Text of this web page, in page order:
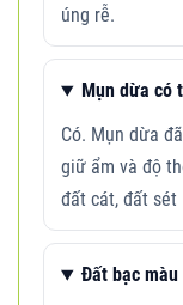
úng rễ.
Mụn dừa có
Có. Mụn dừa
giữ ẩm và độ
đất cát, đất sét
Đất bạc